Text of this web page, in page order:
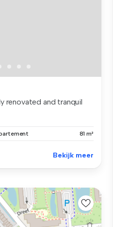
renovated and tranquil
81 m²
Bekijk meer